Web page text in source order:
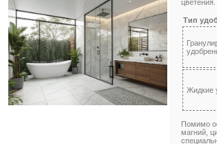
цветения.
Тип
Жидкие
Помимо
магний,